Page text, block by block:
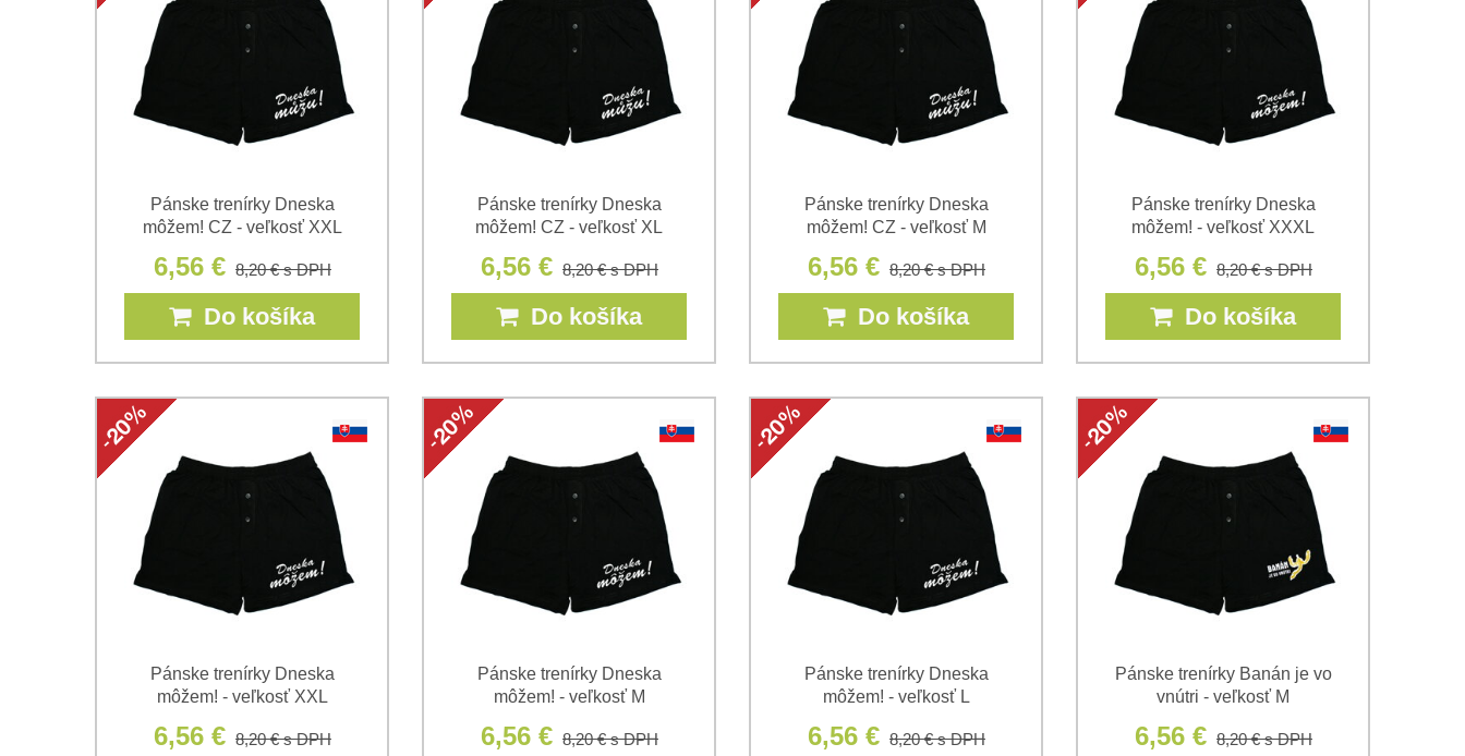
Pánske trenírky Dneska
môžem! CZ - veľkosť XXL
6,56 € 8,20 €s DPH
Do košíka
Pánske trenírky Dneska
môžem! CZ - veľkosť XL
6,56 € 8,20 €s DPH
Do košíka
Pánske trenírky Dneska
môžem! CZ - veľkosť M
6,56 € 8,20 €s DPH
Do košíka
Pánske trenírky Dneska
môžem! - veľkosť XXXL
6,56 € 8,20 €s DPH
Do košíka
Pánske trenírky Dneska
môžem! - veľkosť XXL
6,56 € 8,20 €s DPH
Pánske trenírky Dneska
môžem! - veľkosť M
6,56 € 8,20 €s DPH
Pánske trenírky Dneska
môžem! - veľkosť L
6,56 € 8,20 €s DPH
Pánske trenírky Banán je vo
vnútri - veľkosť M
6,56 € 8,20 €s DPH